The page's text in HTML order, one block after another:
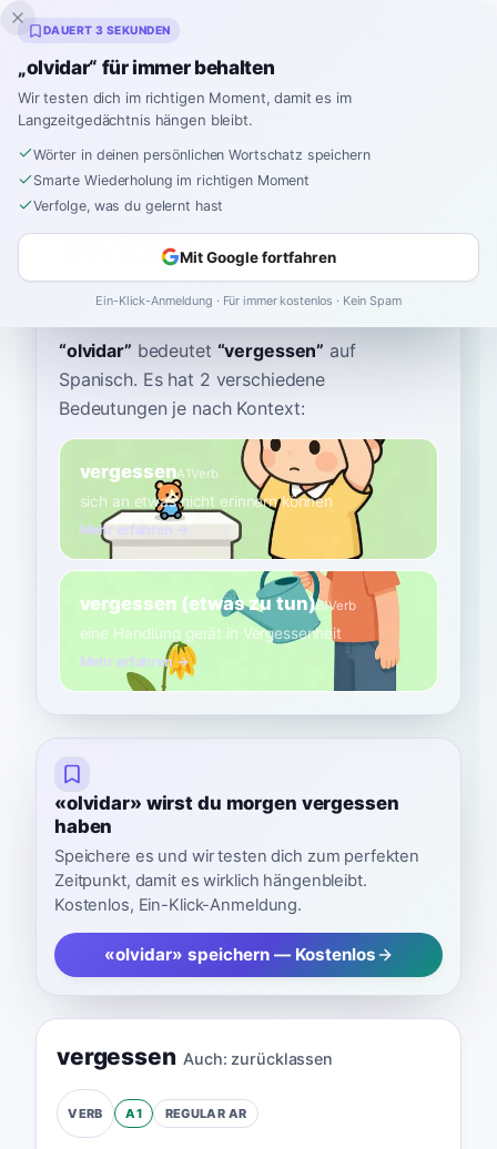
Inklingo
Startseite›Spanisch› Wörterbuch ›olvidar
olvidar
ohl-vee-DAHR olbiˈðar
“olvidar” bedeutet “vergessen” auf
Spanisch. Es hat 2 verschiedene
Bedeutungen je nach Kontext:
vergessenA1Verb
sich an etwas nicht erinnern können
Mehr erfahren →
vergessen (etwas zu tun)B1Verb
eine Handlung gerät in Vergessenheit
Mehr erfahren →
«olvidar» wirst du morgen vergessen
haben
Speichere es und wir testen dich zum perfekten
Zeitpunkt, damit es wirklich hängenbleibt.
Kostenlos, Ein-Klick-Anmeldung.
«olvidar» speichern — Kostenlos
vergessen Auch: zurücklassen
VERB A1 REGULAR AR
DAUERT 3 SEKUNDEN
„olvidar“ für immer behalten
Wir testen dich im richtigen Moment, damit es im
Langzeitgedächtnis hängen bleibt.
Wörter in deinen persönlichen Wortschatz speichern
Smarte Wiederholung im richtigen Moment
Verfolge, was du gelernt hast
Mit Google fortfahren
Ein-Klick-Anmeldung · Für immer kostenlos · Kein Spam